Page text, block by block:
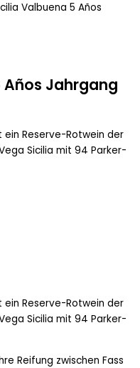
Valbuena 5 Años
Años Jahrgang
ein Reserve-Rotwein der
Sicilia mit 94 Parker-
ein Reserve-Rotwein der
Sicilia mit 94 Parker-
Reifung zwischen Fass